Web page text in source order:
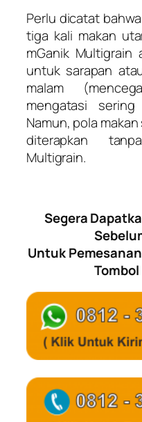
Perlu dicatat
tiga kali makan
mGanik Multigrain
untuk sarapan
malam
mengatasi
Namun, pola
diterapkan
Multigrain.
Segera
Untuk